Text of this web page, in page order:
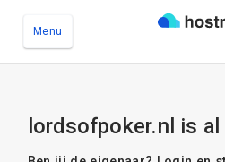
Menu
lordsofpoker.nl is